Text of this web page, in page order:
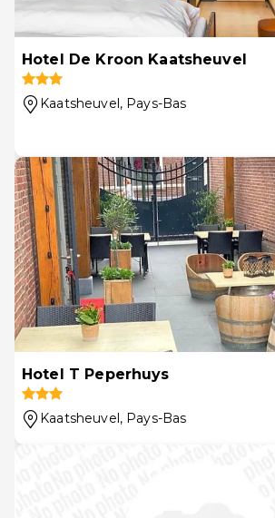
Hotel De Kroon Kaatsheuvel
Kaatsheuvel, Pays-Bas
Hotel T Peperhuys
Kaatsheuvel, Pays-Bas